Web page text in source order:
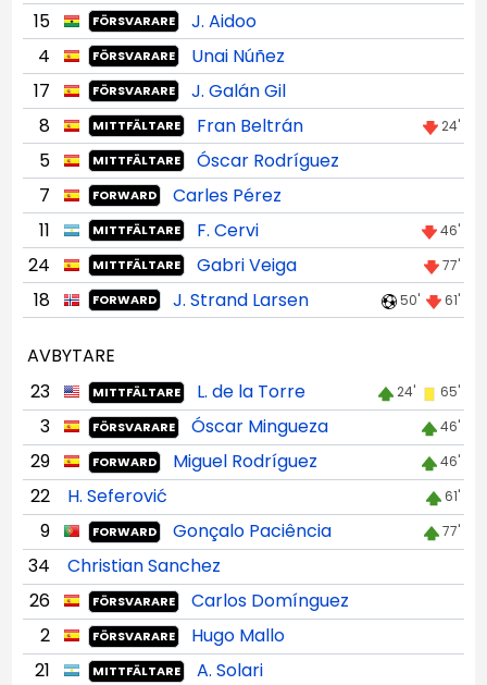
15 FÖRSVARARE
J. Aidoo
4
FÖRSVARARE
Unai Núñez
17
FÖRSVARARE
J. Galán Gil
8
MITTFÄLTARE Fran Beltrán 24'
5 MITTFÄLTARE
Óscar Rodríguez
7
FORWARD
Carles Pérez
11
MITTFÄLTARE F. Cervi 46'
24 MITTFÄLTARE Gabri Veiga 77'
18 FORWARD J. Strand Larsen 50' 61'
AVBYTARE
23
MITTFÄLTARE L. de la Torre 24' 65'
3 FÖRSVARARE Óscar Mingueza 46'
29 FORWARD Miguel Rodríguez 46'
22 H. Seferović 61'
9 FORWARD Gonçalo Paciência 77'
34
Christian Sanchez
26
FÖRSVARARE
Carlos Domínguez
2
FÖRSVARARE
Hugo Mallo
21
MITTFÄLTARE
A. Solari